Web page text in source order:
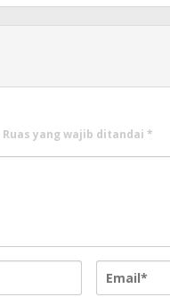
Ruas yang wajib ditandai *